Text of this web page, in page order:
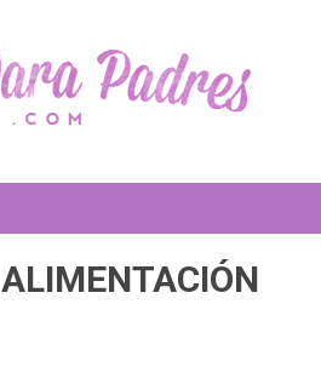
ALIMENTACIÓN